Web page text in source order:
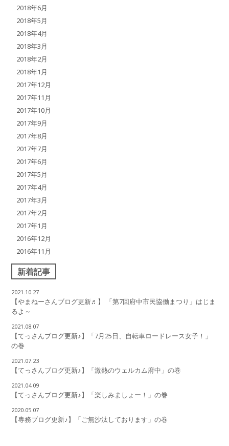
2018年6月
2018年5月
2018年4月
2018年3月
2018年2月
2018年1月
2017年12月
2017年11月
2017年10月
2017年9月
2017年8月
2017年7月
2017年6月
2017年5月
2017年4月
2017年3月
2017年2月
2017年1月
2016年12月
2016年11月
新着記事
2021.10.27
【やまねーさんブログ更新♬】 「第7回府中市民協働まつり」はじま
るよ～
2021.08.07
【てっさんブログ更新♪】「7月25日、自転車ロードレース女子！」
の巻
2021.07.23
【てっさんブログ更新♪】「激熱のウェルカム府中」の巻
2021.04.09
【てっさんブログ更新♪】「楽しみましょー！」の巻
2020.05.07
【専務ブログ更新♪】「ご無沙汰しております」の巻